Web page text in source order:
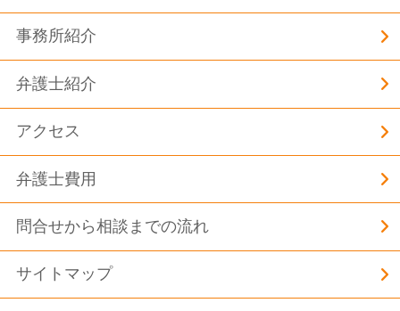
事務所紹介
弁護士紹介
アクセス
弁護士費用
問合せから相談までの流れ
サイトマップ